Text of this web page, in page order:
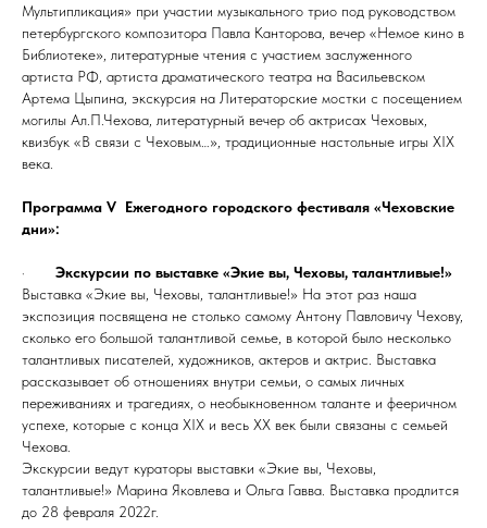
Мультипликация» при участии музыкального трио под руководством
петербургского композитора Павла Канторова, вечер «Немое кино в
Библиотеке», литературные чтения с участием заслуженного
артиста РФ, артиста драматического театра на Васильевском
Артема Цыпина, экскурсия на Литераторские мостки с посещением
могилы Ал.П.Чехова, литературный вечер об актрисах Чеховых,
квизбук «В связи с Чеховым…», традиционные настольные игры XIX
века.
Программа V Ежегодного городского фестиваля «Чеховские
дни»:
· Экскурсии по выставке «Экие вы, Чеховы, талантливые!»
Выставка «Экие вы, Чеховы, талантливые!» На этот раз наша
экспозиция посвящена не столько самому Антону Павловичу Чехову,
сколько его большой талантливой семье, в которой было несколько
талантливых писателей, художников, актеров и актрис. Выставка
рассказывает об отношениях внутри семьи, о самых личных
переживаниях и трагедиях, о необыкновенном таланте и фееричном
успехе, которые с конца XIX и весь XX век были связаны с семьей
Чехова.
Экскурсии ведут кураторы выставки «Экие вы, Чеховы,
талантливые!» Марина Яковлева и Ольга Гавва. Выставка продлится
до 28 февраля 2022г.